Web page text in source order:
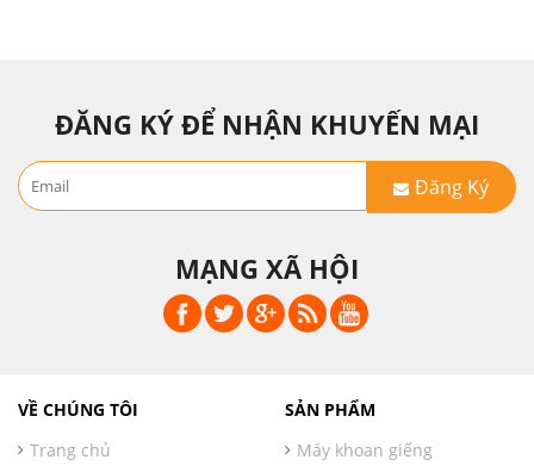
ĐĂNG KÝ ĐỂ NHẬN KHUYẾN MẠI
Đăng Ký
MẠNG XÃ HỘI
VỀ CHÚNG TÔI
Trang chủ
SẢN PHẨM
Máy khoan giếng